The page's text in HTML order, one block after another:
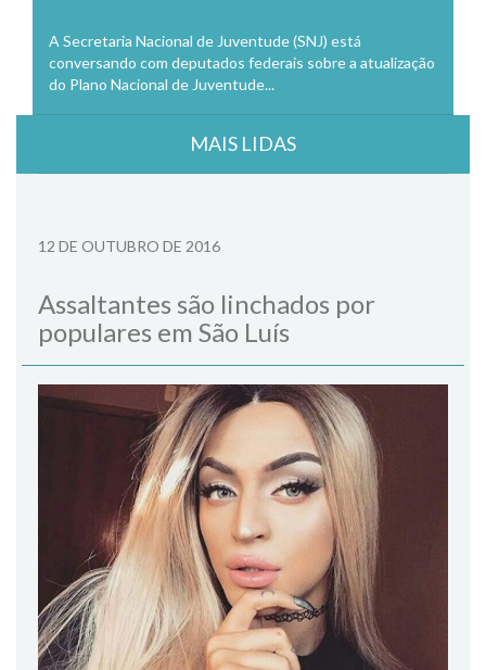
A Secretaria Nacional de Juventude (SNJ) está
conversando com deputados federais sobre a atualização
do Plano Nacional de Juventude...
MAIS LIDAS
12 DE OUTUBRO DE 2016
Assaltantes são linchados por
populares em São Luís